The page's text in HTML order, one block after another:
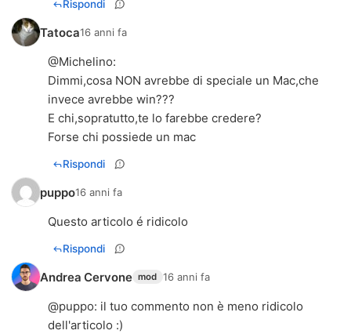
Rispondi
Tatoca16 anni fa
@Michelino:
Dimmi,cosa NON avrebbe di speciale un Mac,che
invece avrebbe win???
E chi,sopratutto,te lo farebbe credere?
Forse chi possiede un mac
Rispondi
puppo16 anni fa
Questo articolo é ridicolo
Rispondi
Andrea Cervone mod 16 anni fa
@puppo: il tuo commento non è meno ridicolo
dell'articolo :)